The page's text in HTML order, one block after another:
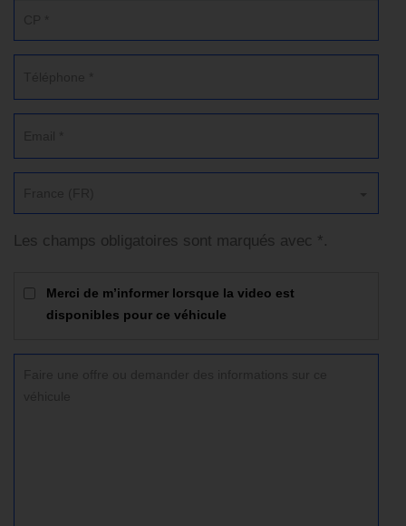
Les champs obligatoires sont marqués avec *.
Merci de m’informer lorsque la video est
disponibles pour ce véhicule